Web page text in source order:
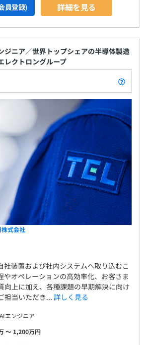
員登録) 詳細を見る
ジニア／世界トップシェアの半導体製造
レクトロングループ
式会社
社装置および社内システムへ取り込むこ
やオペレーションの高効率化、お客さま
向上に加え、各種課題の早期解決に向け
担当いただき... 詳しく見る
エンジニア
〜 1,200万円